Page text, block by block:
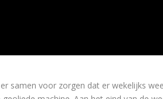
samen voor zorgen dat er wekelijks